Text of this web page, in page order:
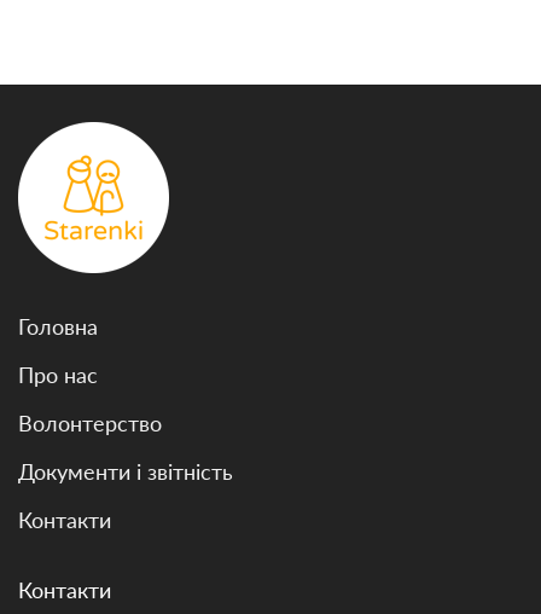
Головна
Про нас
Волонтерство
Документи і звітність
Контакти
Контакти